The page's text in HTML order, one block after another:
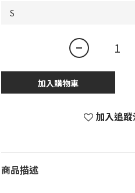
加入購物車
加入追
商品描述